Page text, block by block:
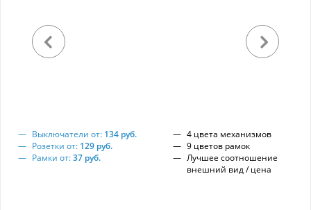
Выключатели от: 134 руб.
Розетки от: 129 руб.
Рамки от:37 руб.
4 цвета механизмов
9 цветов рамок
Лучшее соотношение
внешний вид / цена